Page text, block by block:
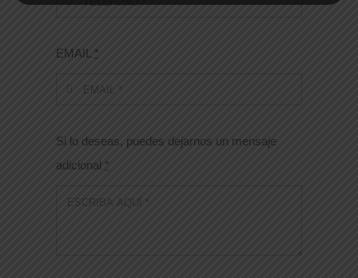
EMAIL *
Si lo deseas, puedes dejarnos un mensaje
adicional *